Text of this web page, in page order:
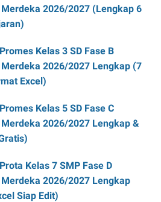
2026/2027 (Lengkap 6
Kelas 3 SD Fase B
2026/2027 Lengkap (7
Excel)
Kelas 5 SD Fase C
2026/2027 Lengkap &
Kelas 7 SMP Fase D
2026/2027 Lengkap
Siap Edit)